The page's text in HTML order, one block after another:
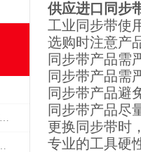
同步带传送过程中出现偏差应该怎样进行调整？
、应用领域和选用原则
供应进口同步
工业同步带使
选购时注意产
同步带产品需
同步带产品需
同步带产品避
同步带产品尽
更换同步带时
专业的工具硬